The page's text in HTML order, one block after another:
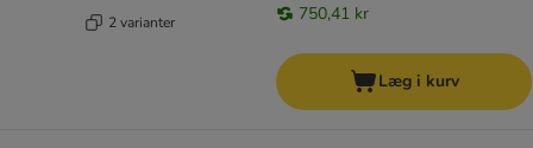
2 varianter 750,41 kr
Læg i kurv